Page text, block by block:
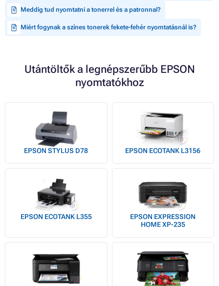
Meddig tud nyomtatni a tonerrel és a patronnal?
Miért fogynak a színes tonerek fekete-fehér nyomtatásnál is?
Utántöltők a legnépszerűbb EPSON
nyomtatókhoz
EPSON STYLUS D78 EPSON ECOTANK L3156
EPSON ECOTANK L355
EPSON EXPRESSION
HOME XP-235